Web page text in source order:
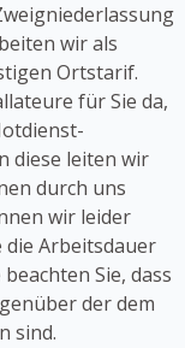
wir als
Ortstarif.
für Sie da,
diese leiten wir
durch uns
wir leider
die Arbeitsdauer
Sie, dass
der dem
sind.